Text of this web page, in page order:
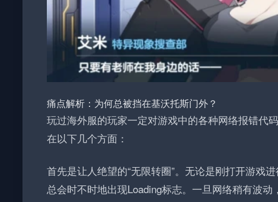
痛点解析：为何总被挡在基沃托斯门外？
玩过海外服的玩家一定对游戏中的各种网络报错代
在以下几个方面：
首先是让人绝望的“无限转圈”。无论是刚打开游戏
总会时不时地出现Loading标志。一旦网络稍有波